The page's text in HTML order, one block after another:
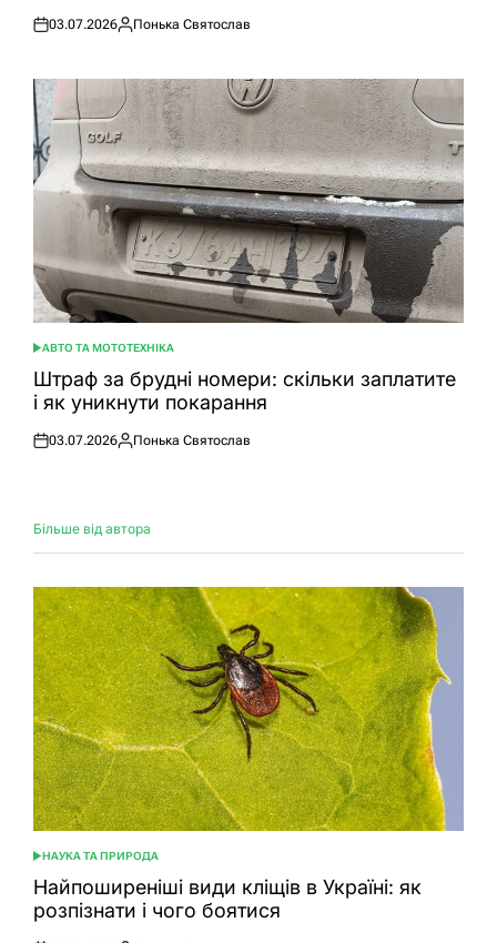
Оприлюднено
03.07.2026
Опубліковано
Понька Святослав
ОПУБЛІКУВАТИ
У
АВТО ТА МОТОТЕХНІКА
Штраф за брудні номери: скільки заплатите
і як уникнути покарання
Оприлюднено
03.07.2026
Опубліковано
Понька Святослав
Більше від автора
ОПУБЛІКУВАТИ
У
НАУКА ТА ПРИРОДА
Найпоширеніші види кліщів в Україні: як
розпізнати і чого боятися